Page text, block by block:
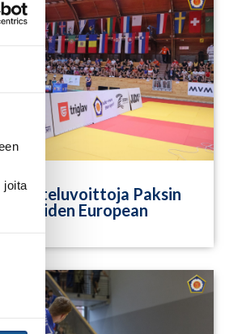
joitaotteluvoittoja Paksin
European